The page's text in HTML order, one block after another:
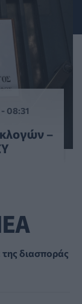
08:31
–
διασποράς